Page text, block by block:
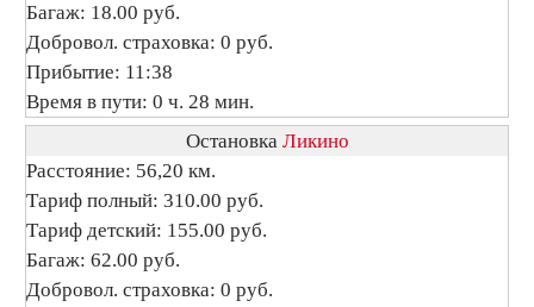
Багаж: 18.00 руб.
Добровол. страховка: 0 руб.
Прибытие: 11:38
Время в пути: 0 ч. 28 мин.
Остановка Ликино
Расстояние: 56,20 км.
Тариф полный: 310.00 руб.
Тариф детский: 155.00 руб.
Багаж: 62.00 руб.
Добровол. страховка: 0 руб.